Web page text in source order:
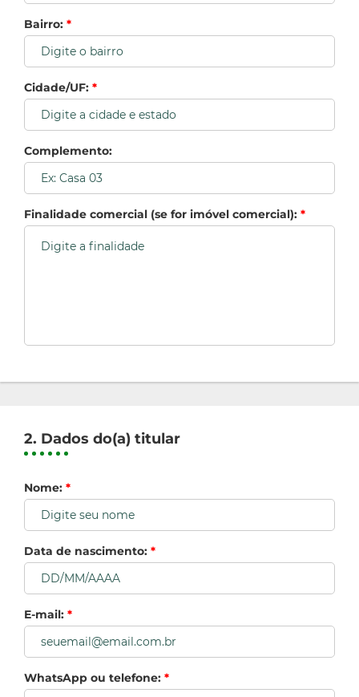
Bairro: *
Cidade/UF: *
Complemento:
Finalidade comercial (se for imóvel comercial): *
2. Dados do(a) titular
Nome: *
Data de nascimento: *
E-mail: *
WhatsApp ou telefone: *